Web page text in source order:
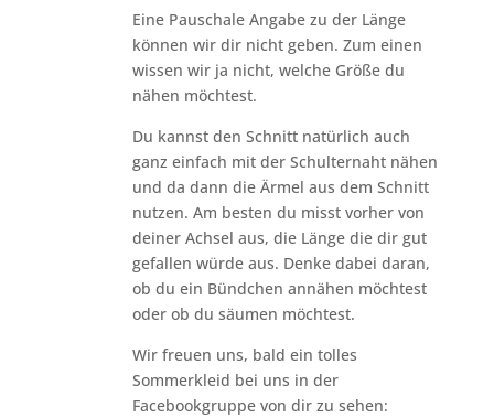
Eine Pauschale Angabe zu der Länge
können wir dir nicht geben. Zum einen
wissen wir ja nicht, welche Größe du
nähen möchtest.
Du kannst den Schnitt natürlich auch
ganz einfach mit der Schulternaht nähen
und da dann die Ärmel aus dem Schnitt
nutzen. Am besten du misst vorher von
deiner Achsel aus, die Länge die dir gut
gefallen würde aus. Denke dabei daran,
ob du ein Bündchen annähen möchtest
oder ob du säumen möchtest.
Wir freuen uns, bald ein tolles
Sommerkleid bei uns in der
Facebookgruppe von dir zu sehen: